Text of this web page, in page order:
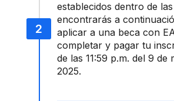
establecidos dentro de
encontrarás a
aplicar a una beca con
co​mpletar​ y pagar tu
de las 11:59 p.m.​ del 9 de
2025.